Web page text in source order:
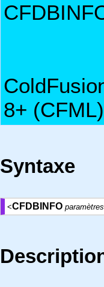
8+ (CFML)
Syntaxe
<CFDBINFO paramètres